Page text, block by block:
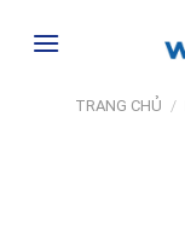
TRANG CHỦ /